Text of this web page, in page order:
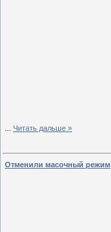
Читать дальше »
Отменили масочный режим